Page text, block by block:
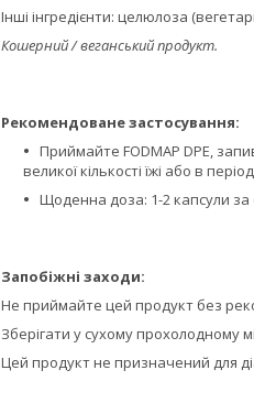
Інші інгредієнти: целюлоза
Кошерний / веганський продукт.
Рекомендоване застосування:
Приймайте FODMAP DPE,
великої кількості їжі або в
Щоденна доза: 1-2 капсули за
Запобіжні заходи:
Не приймайте цей продукт без
Зберігати у сухому прохолодному
Цей продукт не призначений для